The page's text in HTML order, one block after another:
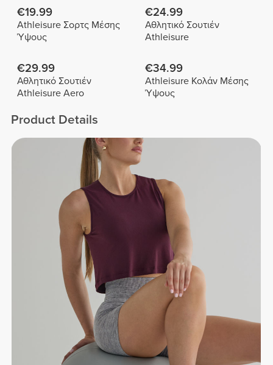
€19.99
Athleisure Σορτς Μέσης
Ύψους
€24.99
Αθλητικό Σουτιέν
Athleisure
€29.99
Αθλητικό Σουτιέν
Athleisure Aero
€34.99
Athleisure Κολάν Μέσης
Ύψους
Product Details